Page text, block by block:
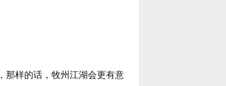
那样的话，牧州江湖会更有意